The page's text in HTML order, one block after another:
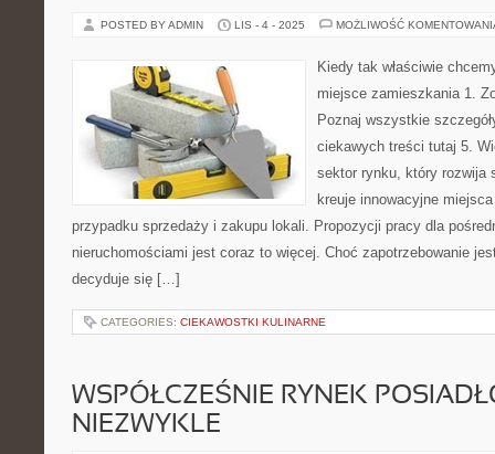
POSTED BY ADMIN LIS - 4 - 2025 MOŻLIWOŚĆ
Kiedy tak właściwie
miejsce zamieszkania 1.
Poznaj wszystkie
ciekawych treści tutaj 5.
sektor rynku, który rozwija
kreuje innowacyjne
przypadku sprzedaży i zakupu lokali. Propozycji pracy dla
nieruchomościami jest coraz to więcej. Choć zapotrzebowanie
decyduje się […]
CATEGORIES: CIEKAWOSTKI KULINARNE
WSPÓŁCZEŚNIE RYNEK
NIEZWYKLE